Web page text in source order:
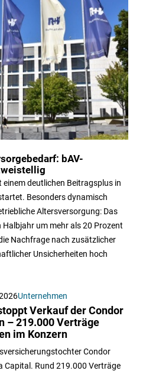
bAV-
einem deutlichen Beitragsplus in
Besonders dynamisch
Altersversorgung: Das
um mehr als 20 Prozent
Nachfrage nach zusätzlicher
Unsicherheiten hoch
Unternehmen
Verkauf der Condor
– 219.000 Verträge
im Konzern
Condor
Capital. Rund 219.000 Verträge